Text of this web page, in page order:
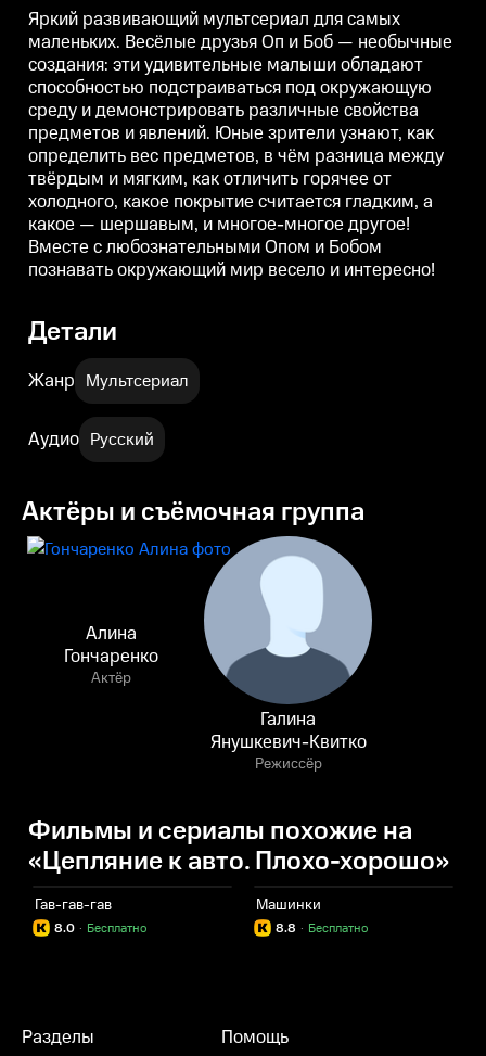
Юные зрители узнают, как
определить вес предметов, в
чём разница между твёрдым и
мягким, как отличить горячее от
холодного, какое покрытие
считается гладким, а какое —
шершавым, и многое-многое
другое! Вместе с
любознательными Опом и
Бобом познавать окружающий
мир весело и интересно!
Юные зрители узнают, как
определить вес предметов, в
чём разница между твёрдым и
мягким, как отличить горячее от
холодного, какое покрытие
считается гладким, а какое —
шершавым, и многое-многое
другое! Вместе с
любознательными Опом и
Бобом познавать окружающий
мир весело и интересно!
Яркий развивающий мультсериал для самых
маленьких. Весёлые друзья Оп и Боб — необычные
создания: эти удивительные малыши обладают
способностью подстраиваться под окружающую
среду и демонстрировать различные свойства
предметов и явлений. Юные зрители узнают, как
определить вес предметов, в чём разница между
твёрдым и мягким, как отличить горячее от
холодного, какое покрытие считается гладким, а
какое — шершавым, и многое-многое другое!
Вместе с любознательными Опом и Бобом
познавать окружающий мир весело и интересно!
Детали
Жанр Мультсериал
Аудио Русский
Актёры и съёмочная группа
Алина
Гончаренко
Актёр
Галина
Янушкевич-Квитко
Режиссёр
Фильмы и сериалы похожие на
«Цепляние к авто. Плохо-хорошо»
Гав-гав-гав
8.0 Бесплатно
·
Машинки
8.8 Бесплатно
·
Разделы Помощь